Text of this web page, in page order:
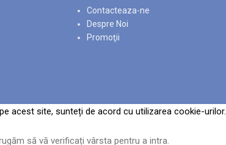
Contacteaza-ne
Despre Noi
Promoţii
acest site, sunteți de acord cu utilizarea cookie-urilor.
să vă verificați vârsta pentru a intra.